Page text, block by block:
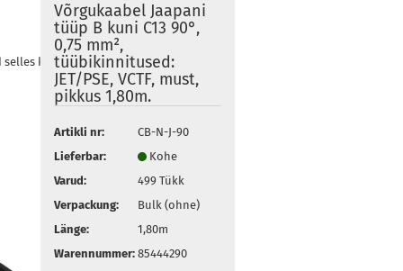
kategoorias
Võrgukaabel Jaapani
tüüp B kuni C13 90°,
0,75 mm²,
tüübikinnitused:
JET/PSE, VCTF, must,
pikkus 1,80m.
Artikli nr:
CB-N-J-90
Lieferbar:
Kohe
Varud:
499 Tükk
Verpackung:
Bulk (ohne)
Länge:
1,80m
Warennummer: 85444290